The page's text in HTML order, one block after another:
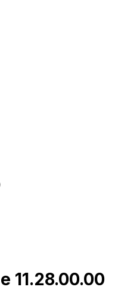
11.28.00.00